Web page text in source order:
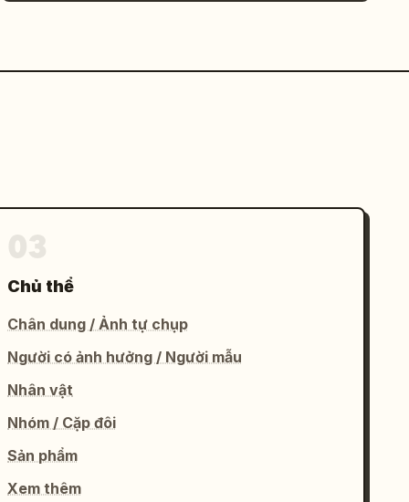
Chủ thể
Chân dung / Ảnh tự chụp
Người có ảnh hưởng / Người mẫu
Nhân vật
Nhóm / Cặp đôi
Sản phẩm
Xem thêm